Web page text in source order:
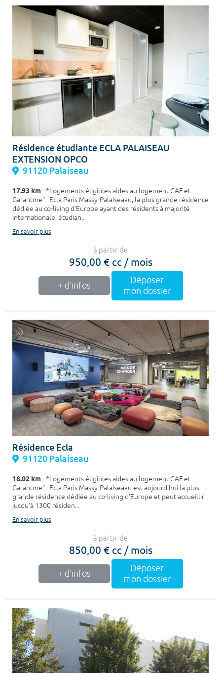
Résidence étudiante ECLA PALAISEAU
EXTENSION OPCO
91120 Palaiseau
17.93 km- *Logements éligibles aides au logement CAF et
Garantme" Ecla Paris Massy-Palaiseaau, la plus grande résidence
dédiée au co-living d'Europe ayant des résidents à majorité
internationale, étudian...
En savoir plus
à partir de
950,00 € cc / mois
+ d'infos
Déposer
mon dossier
Résidence Ecla
91120 Palaiseau
18.02 km- *Logements éligibles aides au logement CAF et
Garantme" Ecla Paris Massy-Palaiseaau est aujourd'hui la plus
grande résidence dédiée au co-living d'Europe et peut accueillir
jusqu'à 1300 résiden...
En savoir plus
à partir de
850,00 € cc / mois
+ d'infos
Déposer
mon dossier